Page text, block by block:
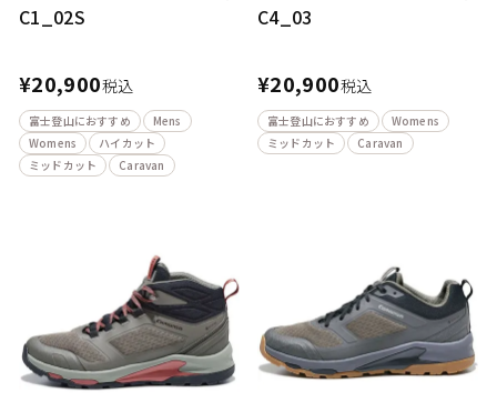
C1_02S
¥20,900税込
富士登山におすすめ
Mens
Womens
ハイカット
ミッドカット
Caravan
C4_03
¥20,900税込
富士登山におすすめ
Womens
ミッドカット
Caravan